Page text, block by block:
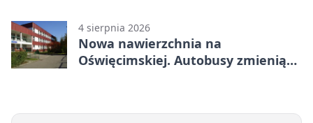
4 sierpnia 2026
Nowa nawierzchnia na
Oświęcimskiej. Autobusy zmienią